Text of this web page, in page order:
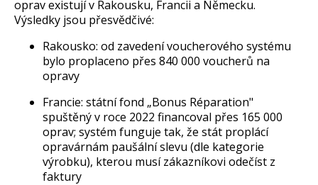
oprav existují v Rakousku, Francii a Německu.
Výsledky jsou přesvědčivé:
Rakousko: od zavedení voucherového systému
bylo proplaceno přes 840 000 voucherů na
opravy
Francie: státní fond „Bonus Réparation"
spuštěný v roce 2022 financoval přes 165 000
oprav; systém funguje tak, že stát proplácí
opravárnám paušální slevu (dle kategorie
výrobku), kterou musí zákazníkovi odečíst z
faktury